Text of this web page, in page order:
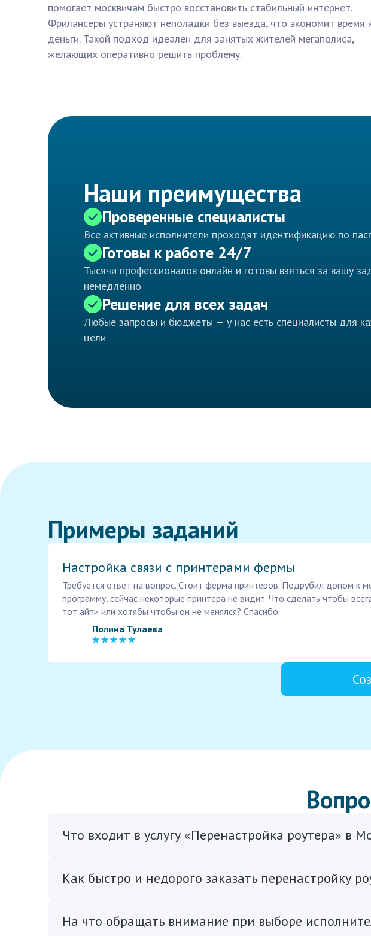
помогает москвичам быстро восстановить стабильный интернет.
Фрилансеры устраняют неполадки без выезда, что экономит время
деньги. Такой подход идеален для занятых жителей мегаполиса,
желающих оперативно решить проблему.
Наши преимущества
Проверенные специалисты
Все активные исполнители проходят идентификацию по
Готовы к работе 24/7
Тысячи профессионалов онлайн и готовы взяться за вашу
немедленно
Решение для всех задач
Любые запросы и бюджеты — у нас есть специалисты для
цели
Примеры заданий
Настройка связи с принтерами фермы
Требуется ответ на вопрос. Стоит ферма принтеров. Подрубил допом
программу, сейчас некоторые принтера не видит. Что сделать чтобы
тот айпи или хотябы чтобы он не менялся? Спасибо
Полина Тулаева
Что входит в услугу «Перенастройка роутера» в
Как быстро и недорого заказать перенастройку
На что обращать внимание при выборе